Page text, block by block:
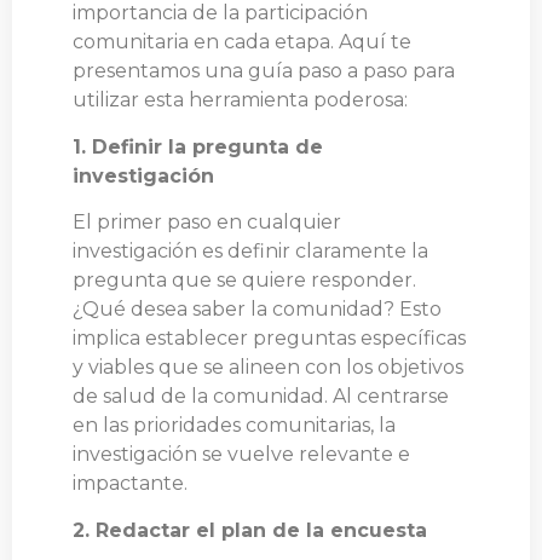
importancia de la participación
comunitaria en cada etapa. Aquí te
presentamos una guía paso a paso para
utilizar esta herramienta poderosa:
1. Definir la pregunta de
investigación
El primer paso en cualquier
investigación es definir claramente la
pregunta que se quiere responder.
¿Qué desea saber la comunidad? Esto
implica establecer preguntas específicas
y viables que se alineen con los objetivos
de salud de la comunidad. Al centrarse
en las prioridades comunitarias, la
investigación se vuelve relevante e
impactante.
2. Redactar el plan de la encuesta